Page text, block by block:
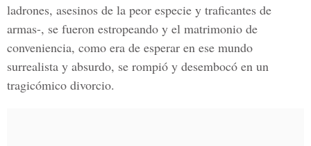
ladrones, asesinos de la peor especie y traficantes de
armas-, se fueron estropeando y el matrimonio de
conveniencia, como era de esperar en ese mundo
surrealista y absurdo, se rompió y desembocó en un
tragicómico divorcio.